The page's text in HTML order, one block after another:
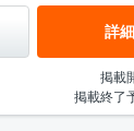
詳
掲載
掲載終了